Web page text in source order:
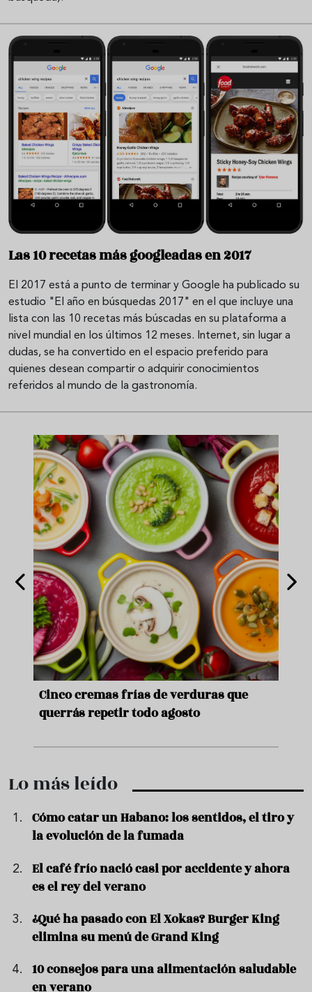
Las 10 recetas más googleadas en 2017
El 2017 está a punto de terminar y Google ha publicado su
estudio "El año en búsquedas 2017" en el que incluye una
lista con las 10 recetas más búscadas en su plataforma a
nivel mundial en los últimos 12 meses. Internet, sin lugar a
dudas, se ha convertido en el espacio preferido para
quienes desean compartir o adquirir conocimientos
referidos al mundo de la gastronomía.
Cinco cremas frías de verduras que
querrás repetir todo agosto
Lo más leído
Cómo catar un Habano: los sentidos, el tiro y
la evolución de la fumada
El café frío nació casi por accidente y ahora
es el rey del verano
¿Qué ha pasado con El Xokas? Burger King
elimina su menú de Grand King
10 consejos para una alimentación saludable
en verano